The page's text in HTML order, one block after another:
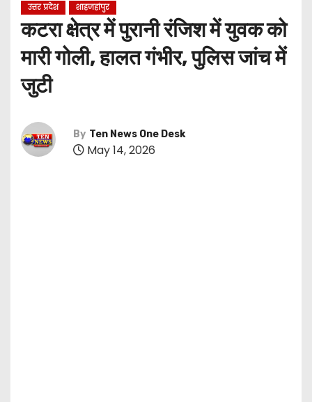
उत्तर प्रदेश शाहजहांपुर
कटरा क्षेत्र में पुरानी रंजिश में युवक को
मारी गोली, हालत गंभीर, पुलिस जांच में
जुटी
By Ten News One Desk
May 14, 2026